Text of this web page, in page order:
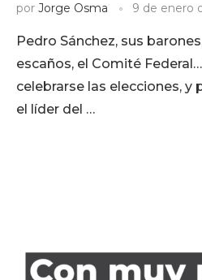
por Jorge Osma 9 de enero
Pedro Sánchez, sus
escaños, el Comité
celebrarse las elecciones, y
el líder del …